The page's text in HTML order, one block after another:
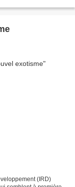
(IRD)